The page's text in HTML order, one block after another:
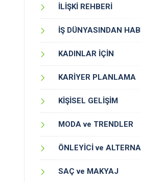
İLİŞKİ REHBERİ
İŞ DÜNYASINDAN
KADINLAR İÇİN
KARİYER PLANLAMA
KİŞİSEL GELİŞİM
MODA ve TRENDLER
ÖNLEYİCİ ve
SAÇ ve MAKYAJ